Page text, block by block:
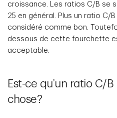
croissance. Les ratios C/B se
25 en général. Plus un ratio C/
considéré comme bon.
dessous de cette fourchette
acceptable.
Est-ce qu’un ratio C/
chose?